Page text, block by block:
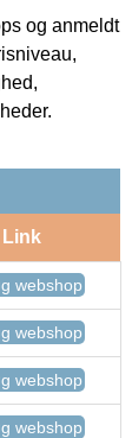
og anmeldt
Link
webshop
webshop
webshop
webshop